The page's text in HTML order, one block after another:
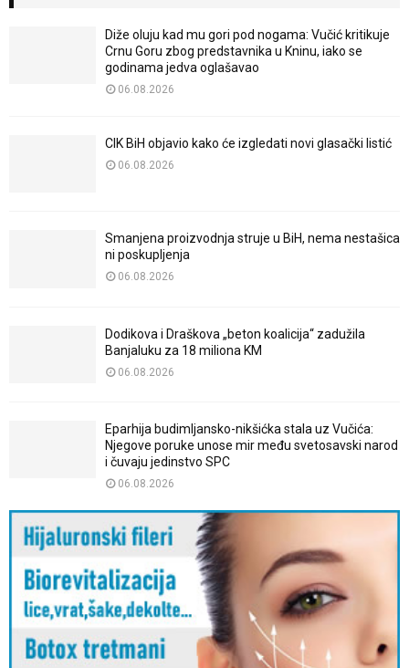
Diže oluju kad mu gori pod nogama: Vučić kritikuje
Crnu Goru zbog predstavnika u Kninu, iako se
godinama jedva oglašavao
06.08.2026
CIK BiH objavio kako će izgledati novi glasački listić
06.08.2026
Smanjena proizvodnja struje u BiH, nema nestašica
ni poskupljenja
06.08.2026
Dodikova i Draškova „beton koalicija“ zadužila
Banjaluku za 18 miliona KM
06.08.2026
Eparhija budimljansko-nikšićka stala uz Vučića:
Njegove poruke unose mir među svetosavski narod
i čuvaju jedinstvo SPC
06.08.2026